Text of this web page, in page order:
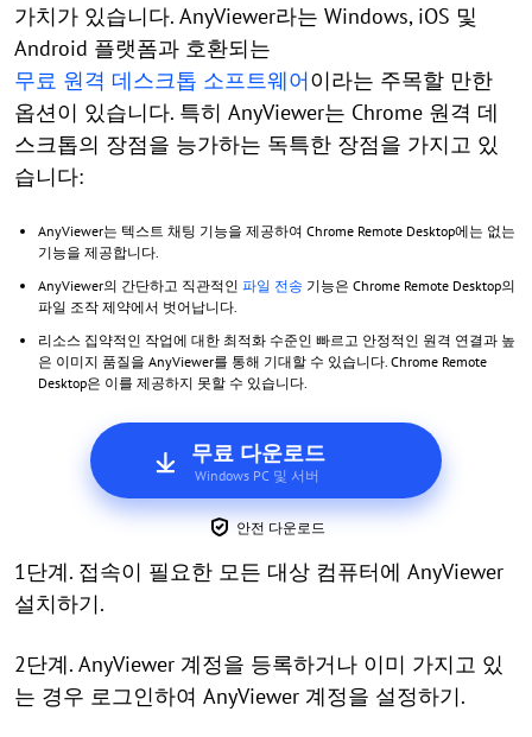
가치가 있습니다. AnyViewer라는 Windows, iOS 및
Android 플랫폼과 호환되는
무료 원격 데스크톱 소프트웨어이라는 주목할 만한
옵션이 있습니다. 특히 AnyViewer는 Chrome 원격 데
스크톱의 장점을 능가하는 독특한 장점을 가지고 있
습니다:
AnyViewer는 텍스트 채팅 기능을 제공하여 Chrome Remote Desktop에는 없는
기능을 제공합니다.
AnyViewer의 간단하고 직관적인 파일 전송 기능은 Chrome Remote Desktop의
파일 조작 제약에서 벗어납니다.
리소스 집약적인 작업에 대한 최적화 수준인 빠르고 안정적인 원격 연결과 높
은 이미지 품질을 AnyViewer를 통해 기대할 수 있습니다. Chrome Remote
Desktop은 이를 제공하지 못할 수 있습니다.
무료 다운로드
Windows PC 및 서버
안전 다운로드
1단계. 접속이 필요한 모든 대상 컴퓨터에 AnyViewer
설치하기.
2단계. AnyViewer 계정을 등록하거나 이미 가지고 있
는 경우 로그인하여 AnyViewer 계정을 설정하기.